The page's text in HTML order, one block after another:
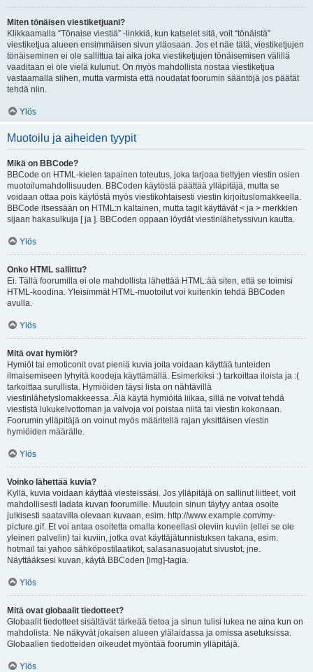
Miten tönäisen viestiketjuani?
Klikkaamalla “Tönaise viestiä” -linkkiä, kun katselet sitä, voit “tönäistä”
viestiketjua alueen ensimmäisen sivun yläosaan. Jos et näe tätä, viestiketjujen
tönäiseminen ei ole sallittua tai aika joka viestiketjujen tönäisemisen välillä
vaaditaan ei ole vielä kulunut. On myös mahdollista nostaa viestiketjua
vastaamalla siihen, mutta varmista että noudatat foorumin sääntöjä jos päätät
tehdä niin.
Ylös
Muotoilu ja aiheiden tyypit
Mikä on BBCode?
BBCode on HTML-kielen tapainen toteutus, joka tarjoaa tiettyjen viestin osien
muotoilumahdollisuuden. BBCoden käytöstä päättää ylläpitäjä, mutta se
voidaan ottaa pois käytöstä myös viestikohtaisesti viestin kirjoituslomakkeella.
BBCode itsessään on HTML:n kaltainen, mutta tagit käyttävät < ja > merkkien
sijaan hakasulkuja [ ja ]. BBCoden oppaan löydät viestinlähetyssivun kautta.
Ylös
Onko HTML sallittu?
Ei. Tällä foorumilla ei ole mahdollista lähettää HTML:ää siten, että se toimisi
HTML-koodina. Yleisimmät HTML-muotoilut voi kuitenkin tehdä BBCoden
avulla.
Ylös
Mitä ovat hymiöt?
Hymiöt tai emoticonit ovat pieniä kuvia joita voidaan käyttää tunteiden
ilmaisemiseen lyhyitä koodeja käyttämällä. Esimerkiksi :) tarkoittaa iloista ja :(
tarkoittaa surullista. Hymiöiden täysi lista on nähtävillä
viestinlähetyslomakkeessa. Älä käytä hymiöitä liikaa, sillä ne voivat tehdä
viestistä lukukelvottoman ja valvoja voi poistaa niitä tai viestin kokonaan.
Foorumin ylläpitäjä on voinut myös määritellä rajan yksittäisen viestin
hymiöiden määrälle.
Ylös
Voinko lähettää kuvia?
Kyllä, kuvia voidaan käyttää viesteissäsi. Jos ylläpitäjä on sallinut liitteet, voit
mahdollisesti ladata kuvan foorumille. Muutoin sinun täytyy antaa osoite
julkisesti saatavilla olevaan kuvaan, esim. http://www.example.com/my-
picture.gif. Et voi antaa osoitetta omalla koneellasi oleviin kuviin (ellei se ole
yleinen palvelin) tai kuviin, jotka ovat käyttäjätunnistuksen takana, esim.
hotmail tai yahoo sähköpostilaatikot, salasanasuojatut sivustot, jne.
Näyttääksesi kuvan, käytä BBCoden [img]-tagia.
Ylös
Mitä ovat globaalit tiedotteet?
Globaalit tiedotteet sisältävät tärkeää tietoa ja sinun tulisi lukea ne aina kun on
mahdolista. Ne näkyvät jokaisen alueen ylälaidassa ja omissa asetuksissa.
Globaalien tiedotteiden oikeudet myöntää foorumin ylläpitäjä.
Ylös